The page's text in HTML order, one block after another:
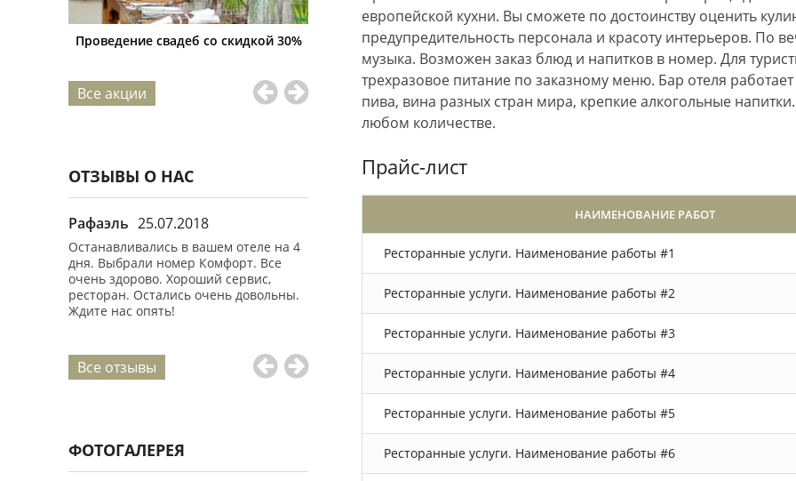
Проведение свадеб со скидкой 30%
Счастливые часы. Прокат сноуборда
всего за 100 р./час
Номера Стандарт со скидкой 25%
Все акции
ОТЗЫВЫ О НАС
Рафаэль 25.07.2018
Останавливались в вашем отеле на 4
дня. Выбрали номер Комфорт. Все
очень здорово. Хороший сервис,
ресторан. Остались очень довольны.
Ждите нас опять!
Спасибо за отличный сервис и
высокое качество обслуживания.
Проживали с семьей в 3-х местном
номере Стандарт. Меняли белье аж
два раза в день. Отдельное спасибо
горничной Анжелике.
Маргарита 14.02.2018
Отличный отель. Приехали с мужем
на выходные. Отдохнули. Хороший
спортзал и вкусная кухня.
Обязательно приедем еще раз.
Спасибо большое!
Все отзывы
ФОТОГАЛЕРЕЯ
европейской кухни. Вы сможете по достоинству оценить
предупредительность персонала и красоту интерьеров. По
музыка. Возможен заказ блюд и напитков в номер. Для
трехразовое питание по заказному меню. Бар отеля
пива, вина разных стран мира, крепкие алкогольные
любом количестве.
Прайс-лист
НАИМЕНОВАНИЕ РАБОТ
Ресторанные услуги. Наименование работы #1
Ресторанные услуги. Наименование работы #2
Ресторанные услуги. Наименование работы #3
Ресторанные услуги. Наименование работы #4
Ресторанные услуги. Наименование работы #5
Ресторанные услуги. Наименование работы #6